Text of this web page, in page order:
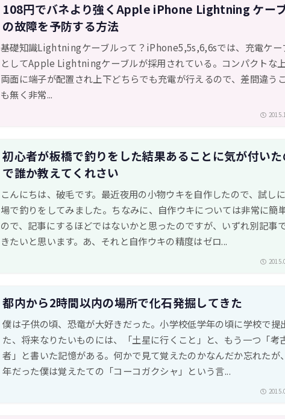
108円でバネより強くApple iPhone Lightning ケー
の故障を予防する方法
基礎知識Lightningケーブルって？iPhone5,5s,6,6sでは、充電ケー
としてApple Lightningケーブルが採用されている。コンパクトな
両面に端子が配置され上下どちらでも充電が行えるので、差間違う
も無く非常...
初心者が板橋で釣りをした結果あることに気が付いた
で誰か教えてくれさい
こんにちは、破毛です。最近夜用の小物ウキを自作したので、試し
場で釣りをしてみました。ちなみに、自作ウキについては非常に簡
ので、記事にするほどではないかと思ったのですが、いずれ別記事
きたいと思います。あ、それと自作ウキの精度はゼロ...
都内から2時間以内の場所で化石発掘してきた
僕は子供の頃、恐竜が大好きだった。小学校低学年の頃に学校で提
た、将来なりたいものには、「土星に行くこと」と、もう一つ「考
者」と書いた記憶がある。何かで見て覚えたのかなんだか忘れたが
年だった僕は覚えたての「コーコガクシャ」という言...